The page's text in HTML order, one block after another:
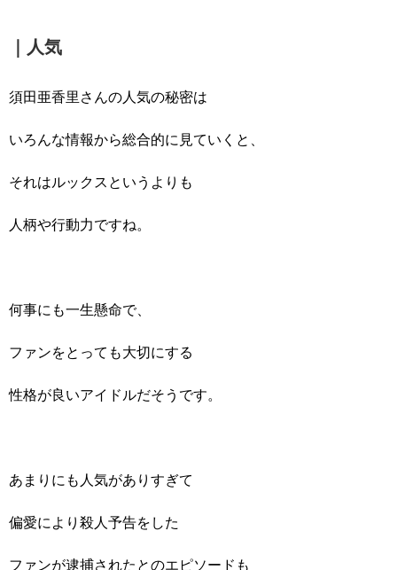
｜人気
須田亜香里さんの人気の秘密は
いろんな情報から総合的に見ていくと、
それはルックスというよりも
人柄や行動力ですね。
何事にも一生懸命で、
ファンをとっても大切にする
性格が良いアイドルだそうです。
あまりにも人気がありすぎて
偏愛により殺人予告をした
ファンが逮捕されたとのエピソードも